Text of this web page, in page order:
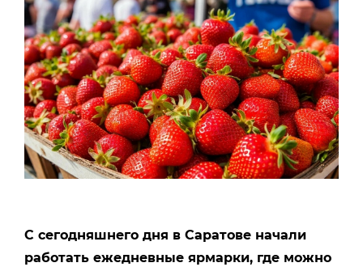
С сегодняшнего дня в Саратове начали
работать ежедневные ярмарки, где можно